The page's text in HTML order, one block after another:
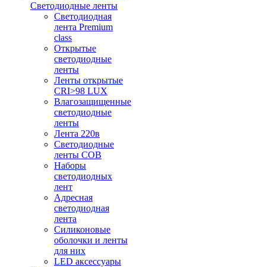
Светодиодные ленты
Светодиодная
лента Premium
class
Открытые
светодиодные
ленты
Ленты открытые
CRI>98 LUX
Влагозащищенные
светодиодные
ленты
Лента 220в
Светодиодные
ленты COB
Наборы
светодиодных
лент
Адресная
светодиодная
лента
Силиконовые
оболочки и ленты
для них
LED аксессуары